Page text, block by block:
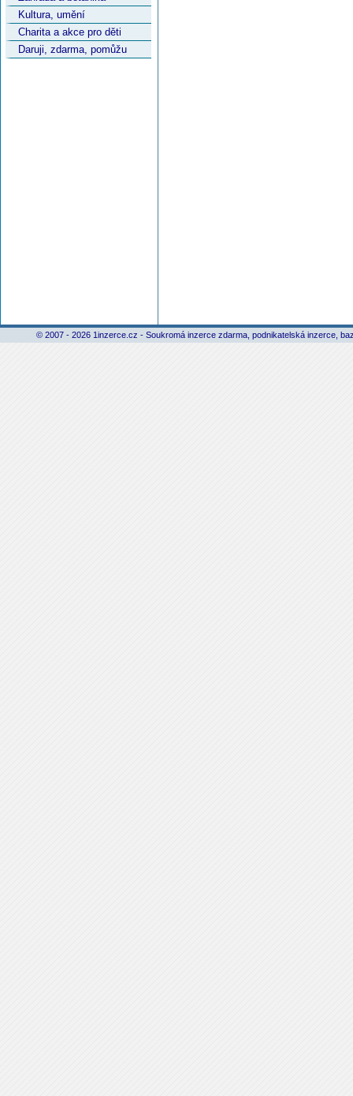
Kultura, umění
Charita a akce pro děti
Daruji, zdarma, pomůžu
© 2007 - 2026 1inzerce.cz - Soukromá inzerce zdarma, podnikatelská inzerce,